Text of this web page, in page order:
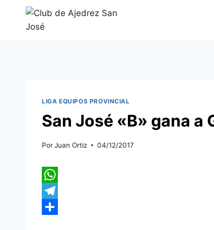
contenido
LIGA EQUIPOS PROVINCIAL
San José «B» gana a
PorJuan Ortiz 04/12/2017
W
hT